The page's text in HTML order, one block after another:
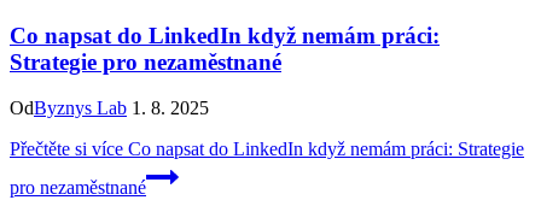
Co napsat do LinkedIn když nemám práci:
Strategie pro nezaměstnané
OdByznys Lab 1. 8. 2025
Přečtěte si více Co napsat do LinkedIn když nemám práci: Strategie
pro nezaměstnané